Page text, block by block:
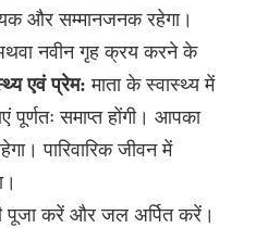
और सम्मानजनक रहेगा।
नवीन गृह क्रय करने के
एवं प्रेम: माता के स्वास्थ्य में
समाप्त होंगी। आपका
पारिवारिक जीवन में
पूजा करें और जल अर्पित करें।